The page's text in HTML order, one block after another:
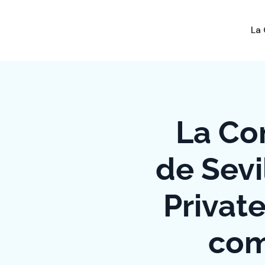
La
La
de